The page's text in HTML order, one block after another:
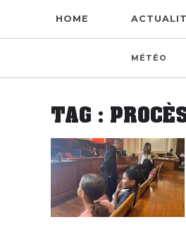
HOME
MÉTÉO
TAG :